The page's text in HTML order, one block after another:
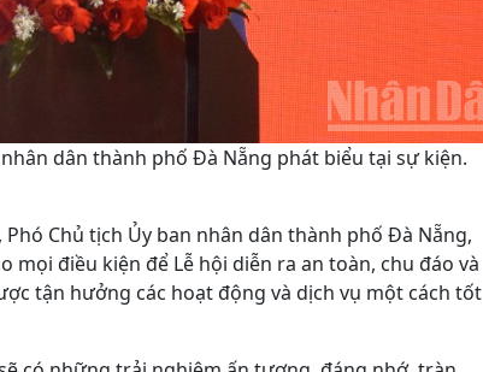
dân thành phố Đà Nẵng phát biểu tại sự kiện.
Chủ tịch Ủy ban nhân dân thành phố Đà Nẵng,
điều kiện để Lễ hội diễn ra an toàn, chu đáo và
tận hưởng các hoạt động và dịch vụ một cách tốt